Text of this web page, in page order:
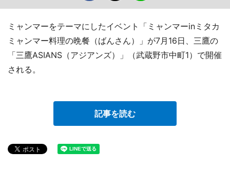
ミャンマーをテーマにしたイベント「ミャンマーinミタカ
ミャンマー料理の晩餐（ばんさん）」が7月16日、三鷹の
「三鷹ASIANS（アジアンズ）」（武蔵野市中町1）で開催
される。
記事を読む